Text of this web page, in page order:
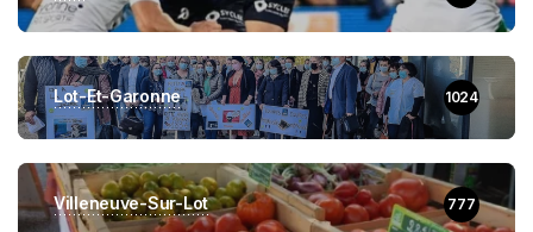
Lot-Et-Garonne 1024
Villeneuve-Sur-Lot 777